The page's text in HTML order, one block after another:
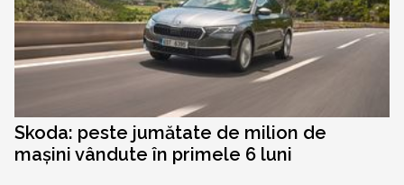
Skoda: peste jumătate de milion de
mașini vândute în primele 6 luni